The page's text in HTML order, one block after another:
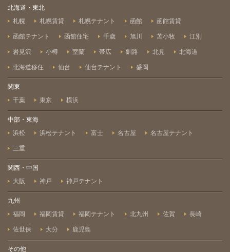
北海道・東北
札幌
札幌賃貸 札幌テナント 函館 函館賃貸
函館テナント 函館住宅 千歳 旭川 苫小牧 江別
岩見沢 小樽 室蘭 帯広 釧路 北見 北海道
北海道移住 仙台 仙台テナント 盛岡
関東
千葉
東京 横浜
中部・東海
浜松
浜松テナント 富士 名古屋 名古屋テナント
三重
関西・中国
大阪
神戸 神戸テナント
九州
福岡
福岡賃貸 福岡テナント 北九州 佐賀 長崎
佐世保 大分 鹿児島
その他